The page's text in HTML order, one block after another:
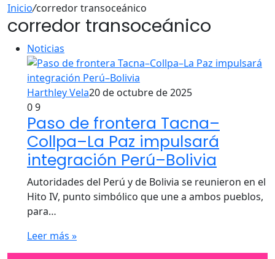
Inicio/corredor transoceánico
corredor transoceánico
Noticias
Harthley Vela20 de octubre de 2025
09
Paso de frontera Tacna–
Collpa–La Paz impulsará
integración Perú–Bolivia
Autoridades del Perú y de Bolivia se reunieron en el
Hito IV, punto simbólico que une a ambos pueblos,
para…
Leer más »